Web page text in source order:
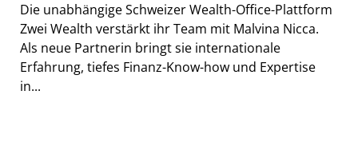
Die unabhängige Schweizer Wealth-Office-Plattform
Zwei Wealth verstärkt ihr Team mit Malvina Nicca.
Als neue Partnerin bringt sie internationale
Erfahrung, tiefes Finanz-Know-how und Expertise
in...